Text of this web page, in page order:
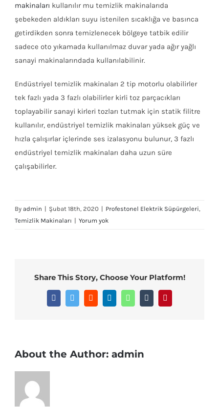
makinaları kullanılır mu temizlik makinalarıda
şebekeden aldıkları suyu istenilen sıcaklığa ve basınca
getirdikden sonra temizlenecek bölgeye tatbik edilir
sadece oto yıkamada kullanılmaz duvar yada ağır yağlı
sanayi makinalarındada kullanılabilinir.
Endüstriyel temizlik makinaları 2 tip motorlu olabilirler
tek fazlı yada 3 fazlı olabilirler kirli toz parçacıkları
toplayabilir sanayi kirleri tozları tutmak için statik filitre
kullanılır, endüstriyel temizlik makinaları yüksek güç ve
hızla çalışırlar içlerinde ses izalasyonu bulunur, 3 fazlı
endüstriyel temizlik makinaları daha uzun süre
çalışabilirler.
By admin | Şubat 18th, 2020 | Profestonel Elektrik Süpürgeleri,
Temizlik Makinaları | Yorum yok
Share This Story, Choose Your Platform!
FacebookTwitter Reddit LinkedInWhatsAppTumblr
About the Author: admin